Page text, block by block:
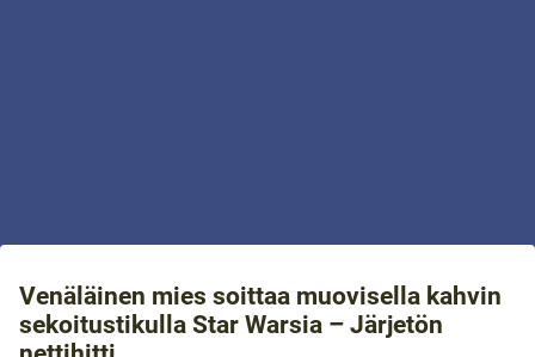
Venäläinen mies soittaa muovisella kahvin
sekoitustikulla Star Warsia – Järjetön